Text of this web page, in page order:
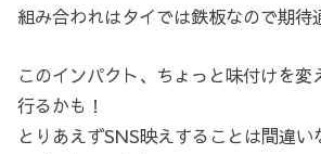
組み合われはタイでは鉄板なので期待
このインパクト、ちょっと味付けを変
行るかも！
とりあえずSNS映えすることは間違い